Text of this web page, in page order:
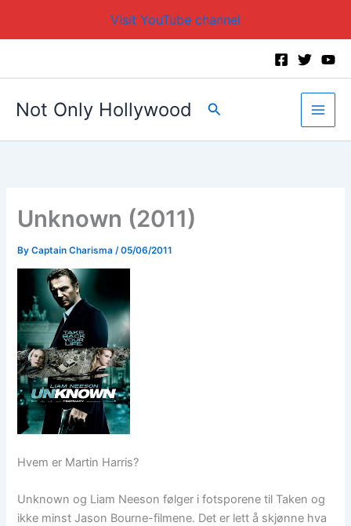
Visit YouTube channel
Not Only Hollywood Search
Unknown (2011)
ByCaptain Charisma /05/06/2011
Hvem er Martin Harris?
Unknown og Liam Neeson følger i fotsporene til Taken og
ikke minst Jason Bourne-filmene. Det er lett å skjønne hva